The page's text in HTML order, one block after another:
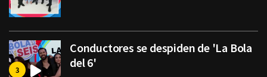
Conductores se despiden de 'La Bola
del 6'